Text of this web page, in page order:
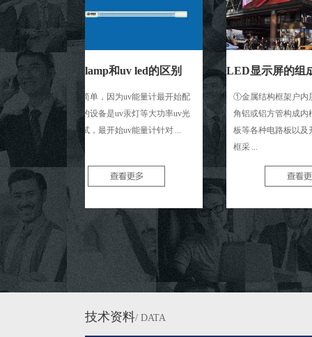
uv lamp和uv led的区别
原因很简单，因为uv能量计最开始配
套测试的设备是uv汞灯等大功率uv光
源的测试，最开始uv能量计针对 ...
①金属结构框架户内屏一般
角铝或铝方管构成内框架，
板等各种电路板以及开关电
技术资料/ DATA